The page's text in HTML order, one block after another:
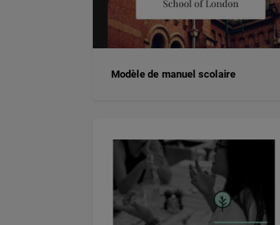
Modèle de manuel scolaire